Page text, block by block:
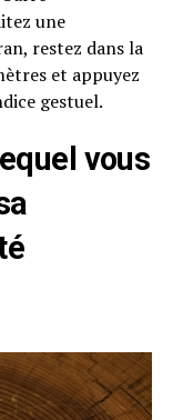
une
restez dans la
et appuyez
gestuel.
vous